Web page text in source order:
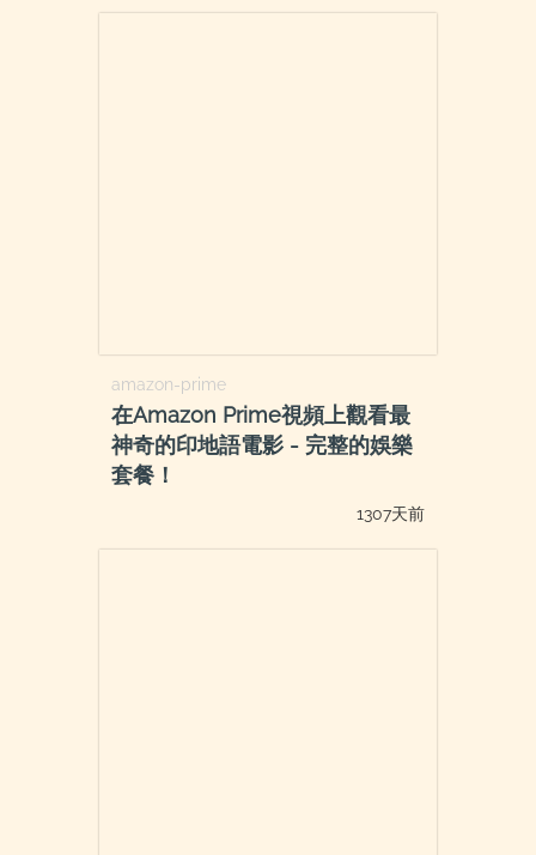
amazon-prime
在Amazon Prime視頻上觀看最
神奇的印地語電影 - 完整的娛樂
套餐！
1307天前